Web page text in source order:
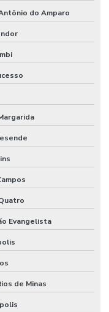
do Amparo
Evangelista
de Minas